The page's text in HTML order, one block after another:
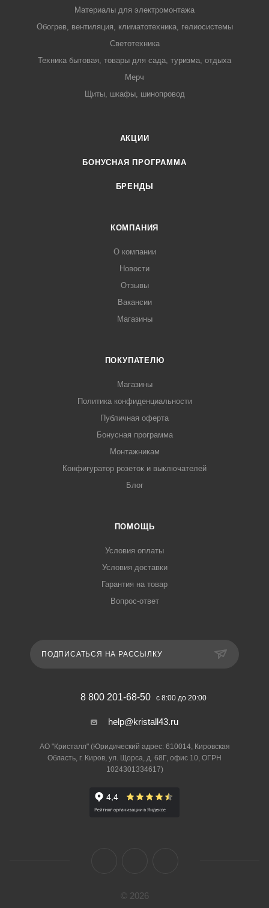
Материалы для электромонтажа
Обогрев, вентиляция, климатотехника, гелиосистемы
Светотехника
Техника бытовая, товары для сада, туризма, отдыха
Мерч
Щиты, шкафы, шинопровод
АКЦИИ
БОНУСНАЯ ПРОГРАММА
БРЕНДЫ
КОМПАНИЯ
О компании
Новости
Отзывы
Вакансии
Магазины
ПОКУПАТЕЛЮ
Магазины
Политика конфиденциальности
Публичная оферта
Бонусная программа
Монтажникам
Конфигуратор розеток и выключателей
Блог
ПОМОЩЬ
Условия оплаты
Условия доставки
Гарантия на товар
Вопрос-ответ
ПОДПИСАТЬСЯ НА РАССЫЛКУ
8 800 201-68-50 с 8:00 до 20:00
help@kristall43.ru
АО "Кристалл" (Юридический адрес: 610014, Кировская
Область, г. Киров, ул. Щорса, д. 68Г, офис 10, ОГРН
1024301334617)
© 2026